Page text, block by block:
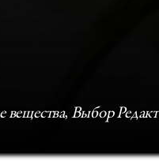
вещества, Выбор